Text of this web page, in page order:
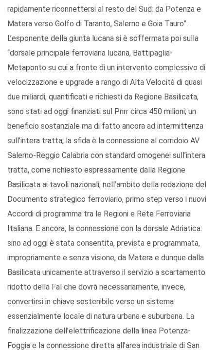
rapidamente riconnettersi al resto del Sud: da Potenza e
Matera verso Golfo di Taranto, Salerno e Goia Tauro”.
L’esponente della giunta lucana si è soffermata poi sulla
“dorsale principale ferroviaria lucana, Battipaglia-
Metaponto su cui a fronte di un intervento complessivo di
velocizzazione e upgrade a rango di Alta Velocità di quasi
due miliardi, quantificati e richiesti da Regione Basilicata,
sono stati ad oggi finanziati sul Pnrr circa 450 milioni; un
beneficio sostanziale ma di fatto ancora ad intermittenza
sull’intera tratta; la sfida è la connessione al corridoio AV
Salerno-Reggio Calabria con standard omogenei sull’intera
tratta, come richiesto espressamente dalla Regione
Basilicata ai tavoli nazionali, nell’ambito della redazione del
Documento strategico ferroviario, primo step verso i nuovi
Accordi di programma tra le Regioni e Rete Ferroviaria
Italiana. E ancora, la connessione con la dorsale Adriatica:
sino ad oggi è stata consentita, prevista e programmata,
impropriamente e senza visione, da Matera e dunque dalla
Basilicata unicamente attraverso il servizio a scartamento
ridotto della Fal che dovrà necessariamente, invece,
convertirsi in chiave sostenibile verso un sistema
essenzialmente locale di natura urbana e suburbana. La
finalizzazione dell’elettrificazione della linea Potenza-
Foggia e la connessione diretta all’area industriale di San